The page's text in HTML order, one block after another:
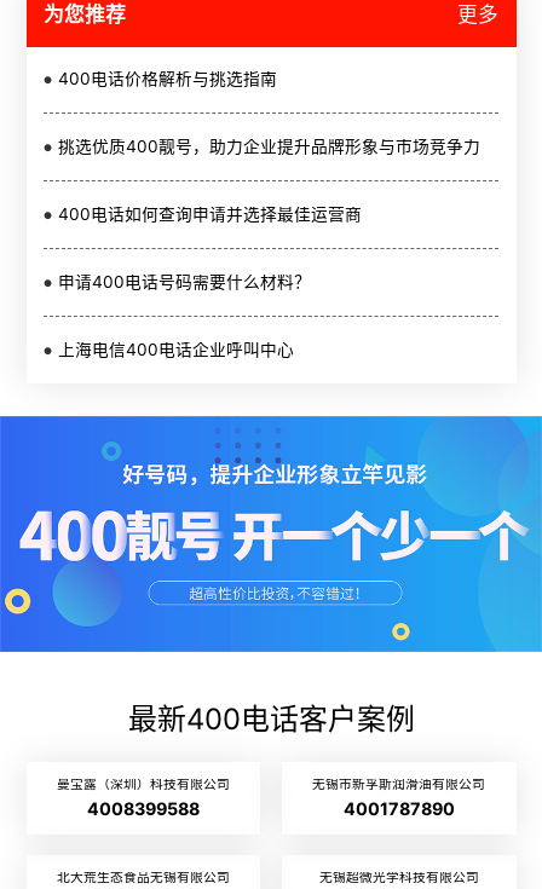
为您推荐 更多
400电话价格解析与挑选指南
挑选优质400靓号，助力企业提升品牌形象与市场竞争力
400电话如何查询申请并选择最佳运营商
申请400电话号码需要什么材料？
上海电信400电话企业呼叫中心
最新400电话客户案例
曼宝露（深圳）科技有限公司
4008399588
无锡市新孚斯润滑油有限公司
4001787890
北大荒生态食品无锡有限公司 无锡超微光学科技有限公司